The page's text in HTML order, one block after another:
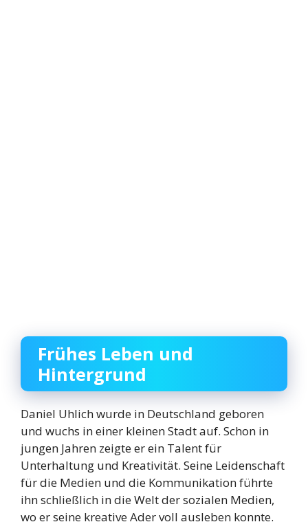
Frühes Leben und
Hintergrund
Daniel Uhlich wurde in Deutschland geboren
und wuchs in einer kleinen Stadt auf. Schon in
jungen Jahren zeigte er ein Talent für
Unterhaltung und Kreativität. Seine Leidenschaft
für die Medien und die Kommunikation führte
ihn schließlich in die Welt der sozialen Medien,
wo er seine kreative Ader voll ausleben konnte.